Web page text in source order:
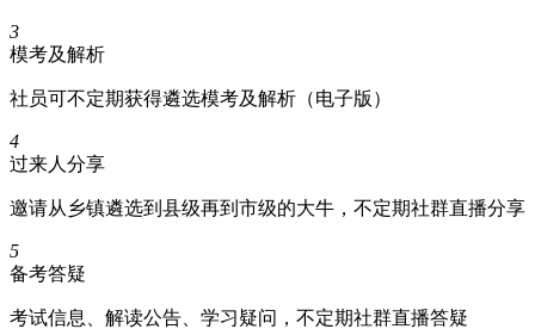
3
模考及解析
社员可不定期获得遴选模考及解析（电子版）
4
过来人分享
邀请从乡镇遴选到县级再到市级的大牛，不定期社群直播分享
5
备考答疑
考试信息、解读公告、学习疑问，不定期社群直播答疑